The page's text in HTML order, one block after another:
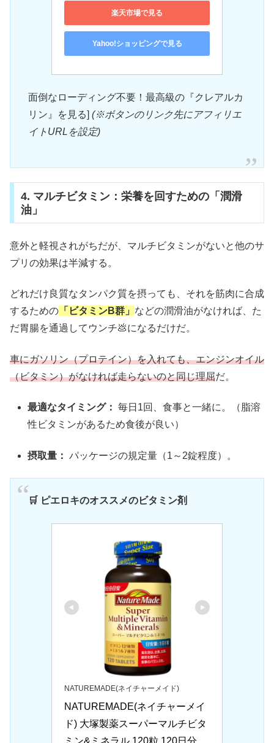
楽天市場で見る
Yahoo!ショッピングで見る
面倒なローディング不要！最高級の『クレアルカ
リン』を見る] (※ボタンのリンク先にアフィリエ
イトURLを設定)
4. マルチビタミン：栄養を回すための「潤滑
油」
意外と軽視されがちだが、マルチビタミンがないと他のサ
プリの効果は半減する。
どれだけ良質なタンパク質を摂っても、それを筋肉に合成
するための 「ビタミンB群」 などの潤滑油がなければ、た
だ胃腸を通過してウンチ💩になるだけだ。
車にガソリン（プロテイン）を入れても、エンジンオイル
（ビタミン）がなければ走らないのと同じ理屈だ。
最適なタイミング： 毎日1回、食事と一緒に。（脂溶
性ビタミンがあるため食後が良い）
摂取量： パッケージの規定量（1～2錠程度）。
🛒 ピエロキのオススメのビタミン剤
NATUREMADE(ネイチャーメイド)
NATUREMADE(ネイチャーメイ
ド) 大塚製薬スーパーマルチビタ
ミン&ミネラル 120粒 120日分